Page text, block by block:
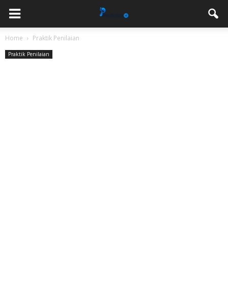
Home Praktik Penilaian
Praktik Penilaian